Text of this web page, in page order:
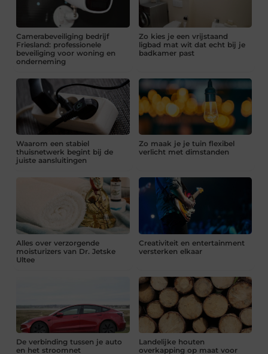
Camerabeveiliging bedrijf
Friesland: professionele
beveiliging voor woning en
onderneming
Zo kies je een vrijstaand
ligbad mat wit dat echt bij je
badkamer past
Waarom een stabiel
thuisnetwerk begint bij de
juiste aansluitingen
Zo maak je je tuin flexibel
verlicht met dimstanden
Alles over verzorgende
moisturizers van Dr. Jetske
Ultee
Creativiteit en entertainment
versterken elkaar
De verbinding tussen je auto
en het stroomnet
Landelijke houten
overkapping op maat voor